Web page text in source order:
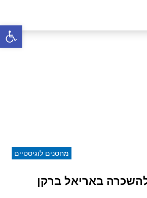
מחסנים לוגיסטיים
באריאל ברקן
פתח